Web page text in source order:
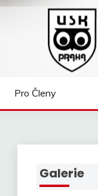
Pro Členy
Galerie